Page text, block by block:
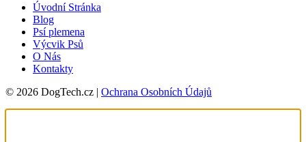
Úvodní Stránka
Blog
Psí plemena
Výcvik Psů
O Nás
Kontakty
© 2026 DogTech.cz | Ochrana Osobních Údajů